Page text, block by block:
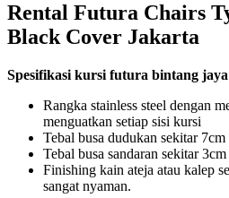
Rental Futura Chairs
Black Cover Jakarta
Spesifikasi kursi futura bintang
Rangka stainless steel dengan
menguatkan setiap sisi kursi
Tebal busa dudukan sekitar 7cm
Tebal busa sandaran sekitar 3cm
Finishing kain ateja atau kalep
sangat nyaman.